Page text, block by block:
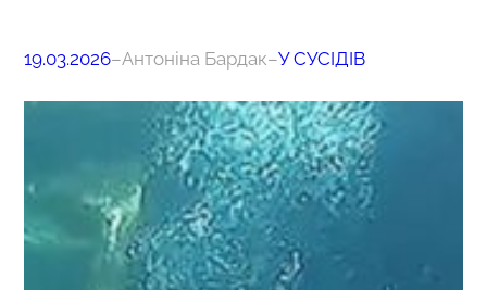
19.03.2026–Антоніна Бардак–У СУСІДІВ